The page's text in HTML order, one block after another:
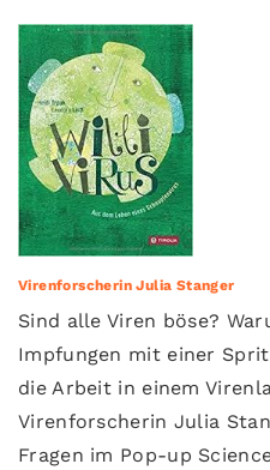
Virenforscherin Julia Stanger
Sind alle Viren böse?
Impfungen mit einer
die Arbeit in einem
Virenforscherin Julia
Fragen im Pop-up